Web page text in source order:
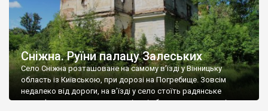
Сніжна. Руїни палацу Залеських
Село Сніжна розташоване на самому в’їзді у Вінницьку
область із Київською, при дорозі на Погребище. Зовсім
недалеко від дороги, на в’їзді у село стоїть радянське
рельєфне пано, яке показує жінку і яблуню, а трохи далі, десь